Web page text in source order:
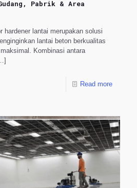
Pabrik & Area
hardener lantai merupakan solusi
lantai beton berkualitas
Kombinasi antara
Read more